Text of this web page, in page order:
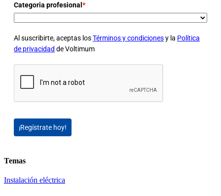
Categoria profesional *
Al suscribirte, aceptas losTérminos y condicionesy la Política
de privacidad de Voltimum
¡Regístrate hoy!
Temas
Instalación eléctrica